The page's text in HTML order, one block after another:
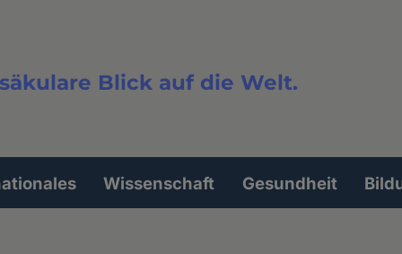
Blick auf die Welt.
Wissenschaft Gesundheit